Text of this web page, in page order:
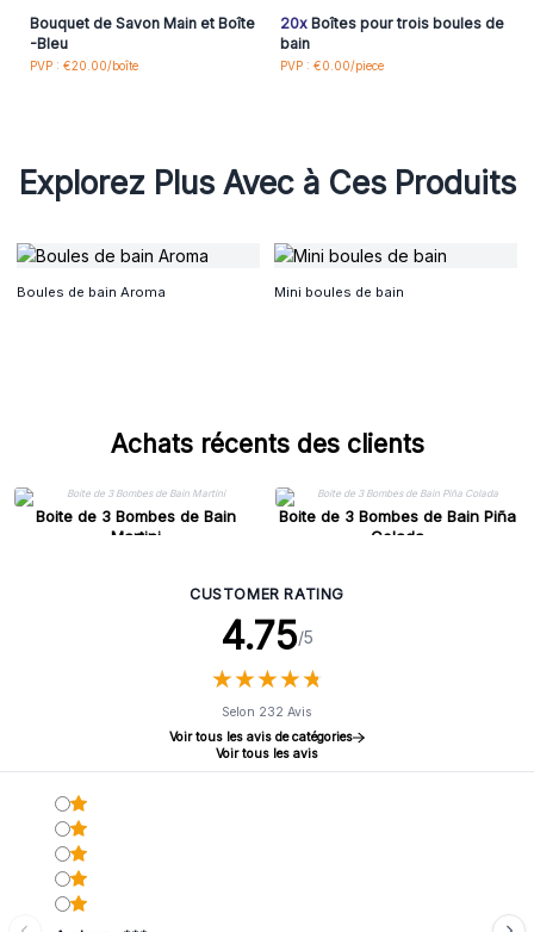
Bouquet de Savon Main et Boîte
-Bleu
PVP : €20.00/boîte
20xBoîtes pour trois boules de
bain
PVP : €0.00/piece
Explorez Plus Avec à Ces Produits
Boules de bain Aroma Mini boules de bain
Achats récents des clients
Boite de 3 Bombes de Bain
Martini
Boite de 3 Bombes de Bain Piña
Colada
CUSTOMER RATING
4.75/5
★★★★★
★★★★★
Selon 232 Avis
Voir tous les avis de catégories
Voir tous les avis